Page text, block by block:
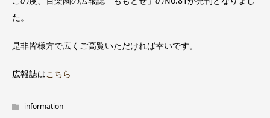
た。
是非皆様方で広くご高覧いただければ幸いです。
広報誌はこちら
information